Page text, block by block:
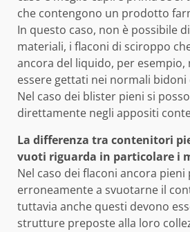
che contengono un prodotto
In questo caso, non è possibile
materiali, i flaconi di sciroppo
ancora del liquido, per esempio,
essere gettati nei normali
Nel caso dei blister pieni si
direttamente negli appositi
La differenza tra contenitori
vuoti riguarda in particolare i
Nel caso dei flaconi ancora
erroneamente a svuotarne il
tuttavia anche questi devono
strutture preposte alla loro